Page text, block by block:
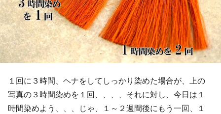
１回に３時間、ヘナをしてしっかり染めた場合が、上の
写真の３時間染めを１回、、、、それに対し、今日は１
時間染めよう、、、じゃ、１～２週間後にもう一回、１